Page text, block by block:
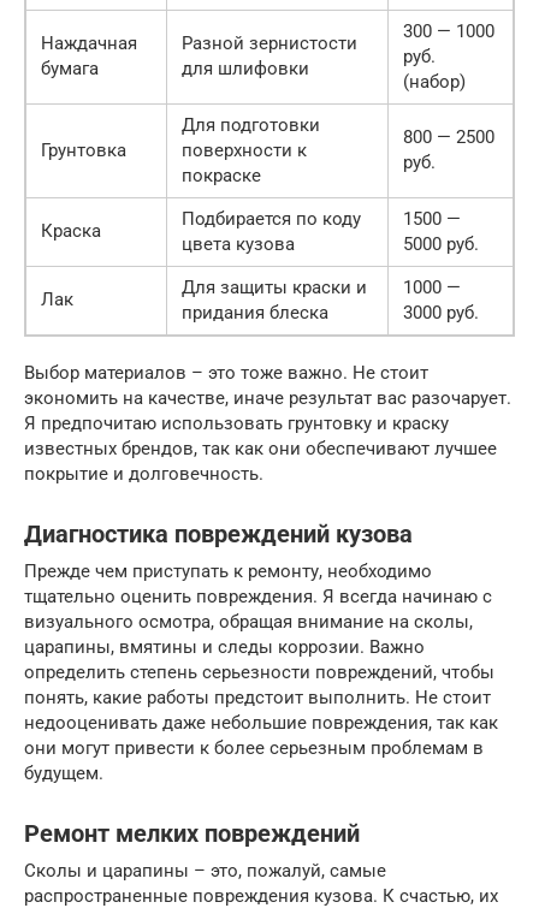
Наждачная
бумага
Разной зернистости
для шлифовки
300 — 1000
руб.
(набор)
Грунтовка
Для подготовки
поверхности к
покраске
800 — 2500
руб.
Краска
Подбирается по коду
цвета кузова
1500 —
5000 руб.
Лак
Для защиты краски и
придания блеска
1000 —
3000 руб.
Выбор материалов – это тоже важно. Не стоит
экономить на качестве, иначе результат вас разочарует.
Я предпочитаю использовать грунтовку и краску
известных брендов, так как они обеспечивают лучшее
покрытие и долговечность.
Диагностика повреждений кузова
Прежде чем приступать к ремонту, необходимо
тщательно оценить повреждения. Я всегда начинаю с
визуального осмотра, обращая внимание на сколы,
царапины, вмятины и следы коррозии. Важно
определить степень серьезности повреждений, чтобы
понять, какие работы предстоит выполнить. Не стоит
недооценивать даже небольшие повреждения, так как
они могут привести к более серьезным проблемам в
будущем.
Ремонт мелких повреждений
Сколы и царапины – это, пожалуй, самые
распространенные повреждения кузова. К счастью, их